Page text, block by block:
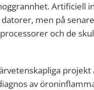
Artificiell
men på
och de
av